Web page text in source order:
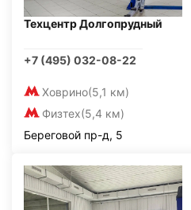
Техцентр Долгопрудный
+7 (495) 032-08-22
Ховрино(5,1 км)
Физтех(5,4 км)
Береговой пр-д, 5